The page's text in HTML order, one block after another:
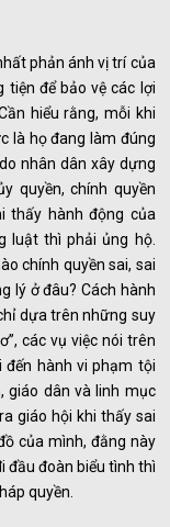
phản ánh vị trí của
để bảo vệ các lợi
hiểu rằng, mỗi khi
là họ đang làm đúng
nhân dân xây dựng
quyền, chính quyền
thấy hành động của
luật thì phải ủng hộ.
chính quyền sai, sai
lý ở đâu? Cách hành
dựa trên những suy
các vụ việc nói trên
đến hành vi phạm tội
giáo dân và linh mục
giáo hội khi thấy sai
của mình, đằng này
đầu đoàn biểu tình thì
quyền.